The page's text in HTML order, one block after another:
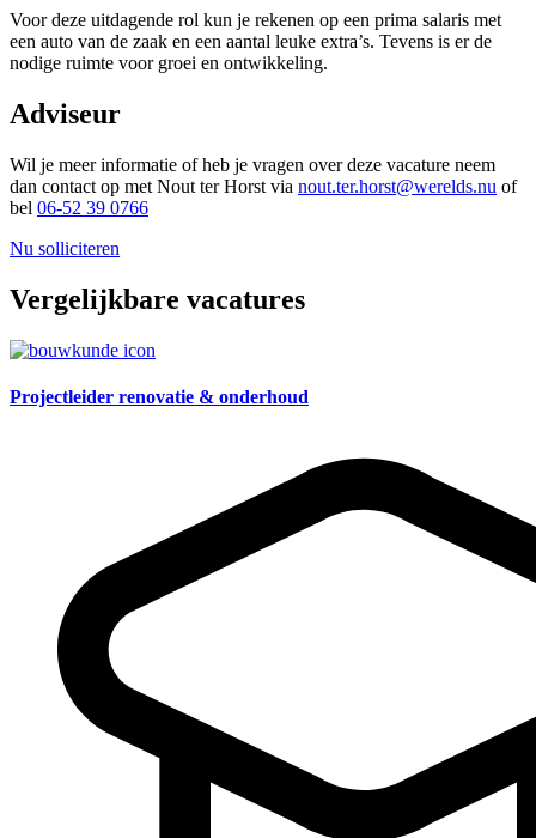
Voor deze uitdagende rol kun je rekenen op een prima salaris met
een auto van de zaak en een aantal leuke extra’s. Tevens is er de
nodige ruimte voor groei en ontwikkeling.
Adviseur
Wil je meer informatie of heb je vragen over deze vacature neem
dan contact op met Nout ter Horst via nout.ter.horst@werelds.nu of
bel 06-52 39 0766
Nu solliciteren
Vergelijkbare vacatures
Projectleider renovatie & onderhoud